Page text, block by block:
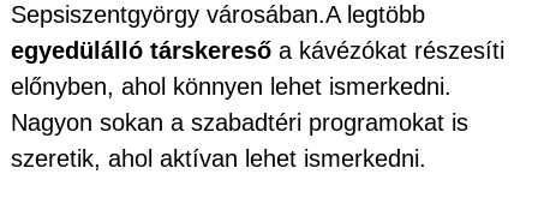
Sepsiszentgyörgy városában.A legtöbb
egyedülálló társkereső a kávézókat részesíti
előnyben, ahol könnyen lehet ismerkedni.
Nagyon sokan a szabadtéri programokat is
szeretik, ahol aktívan lehet ismerkedni.